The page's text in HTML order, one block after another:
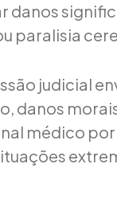
danos
paralisia
judicial
danos
médico